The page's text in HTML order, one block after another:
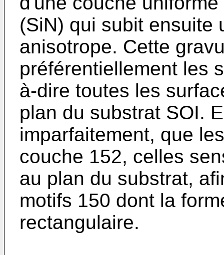
(SiN) qui subit ensuite
anisotrope. Cette
préférentiellement les
à-dire toutes les
plan du substrat SOI.
imparfaitement, que
couche 152, celles
au plan du substrat,
motifs 150 dont la
rectangulaire.